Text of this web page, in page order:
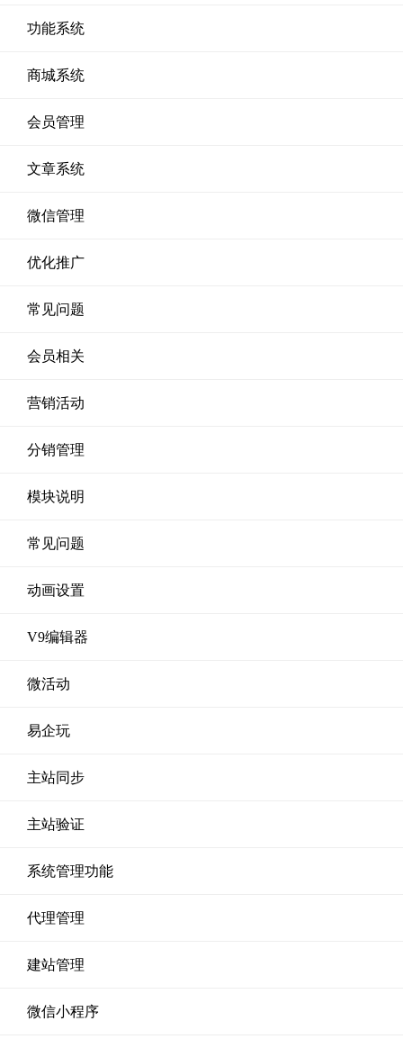
功能系统
商城系统
会员管理
文章系统
微信管理
优化推广
常见问题
会员相关
营销活动
分销管理
模块说明
常见问题
动画设置
V9编辑器
微活动
易企玩
主站同步
主站验证
系统管理功能
代理管理
建站管理
微信小程序